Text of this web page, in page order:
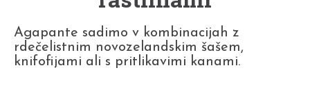
Agapante sadimo v kombinacijah z
rdečelistnim novozelandskim šašem,
knifofijami ali s pritlikavimi kanami.